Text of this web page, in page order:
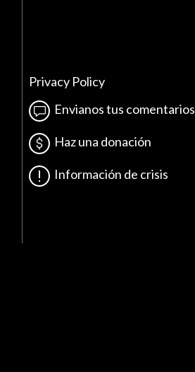
Privacy Policy
Envianos tus comentarios
Haz una donación
Información de crisis